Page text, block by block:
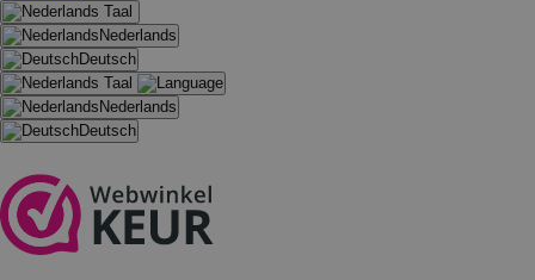
Taal
Nederlands
Deutsch
Taal
Nederlands
Deutsch